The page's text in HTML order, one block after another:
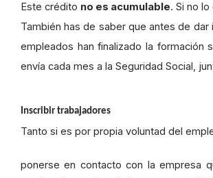
Este crédito no es acumulable. Si no
También has de saber que antes de dar
empleados han finalizado la formación
envía cada mes a la Seguridad Social,
Inscribir trabajadores
Tanto si es por propia voluntad del
ponerse en contacto con la empresa